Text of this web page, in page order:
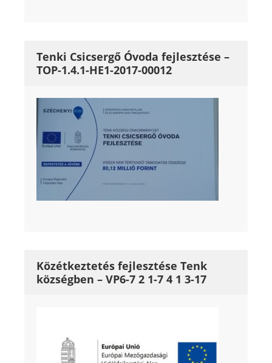
Tenki Csicsergő Óvoda fejlesztése –
TOP-1.4.1-HE1-2017-00012
Közétkeztetés fejlesztése Tenk
községben – VP6-7 2 1-7 4 1 3-17